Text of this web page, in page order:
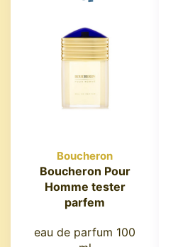
Boucheron
Boucheron Pour
Homme tester
parfem
eau de parfum 100